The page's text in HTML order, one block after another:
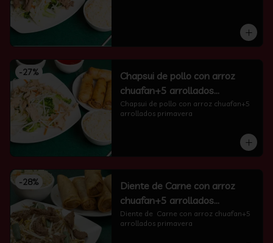
-27%
Chapsui de pollo con arroz
chuafan+5 arrollados
primavera
Chapsui de pollo con arroz chuafan+5
arrollados primavera
-28%
Diente de Carne con arroz
chuafan+5 arrollados
primavera
Diente de  Carne con arroz chuafan+5
arrollados primavera